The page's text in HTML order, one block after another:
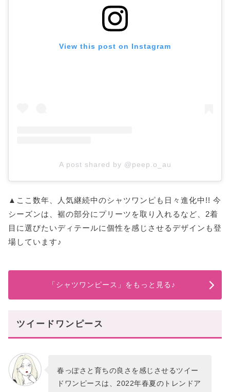
View this post on Instagram
A post shared by @peep.o_au
▲ここ数年、人気継続中のシャツワンピも日々進化中!! 今
シーズンは、裾の部分にプリーツを取り入れるなど、2着
目に選びたいディテールに個性を感じさせるデザインも登
場しています♪
「シャツワンピース」をもっと見る♪
ツイードワンピース
春っぽさと育ちの良さを感じさせるツイー
ドワンピースは、2022年春夏のトレンドア